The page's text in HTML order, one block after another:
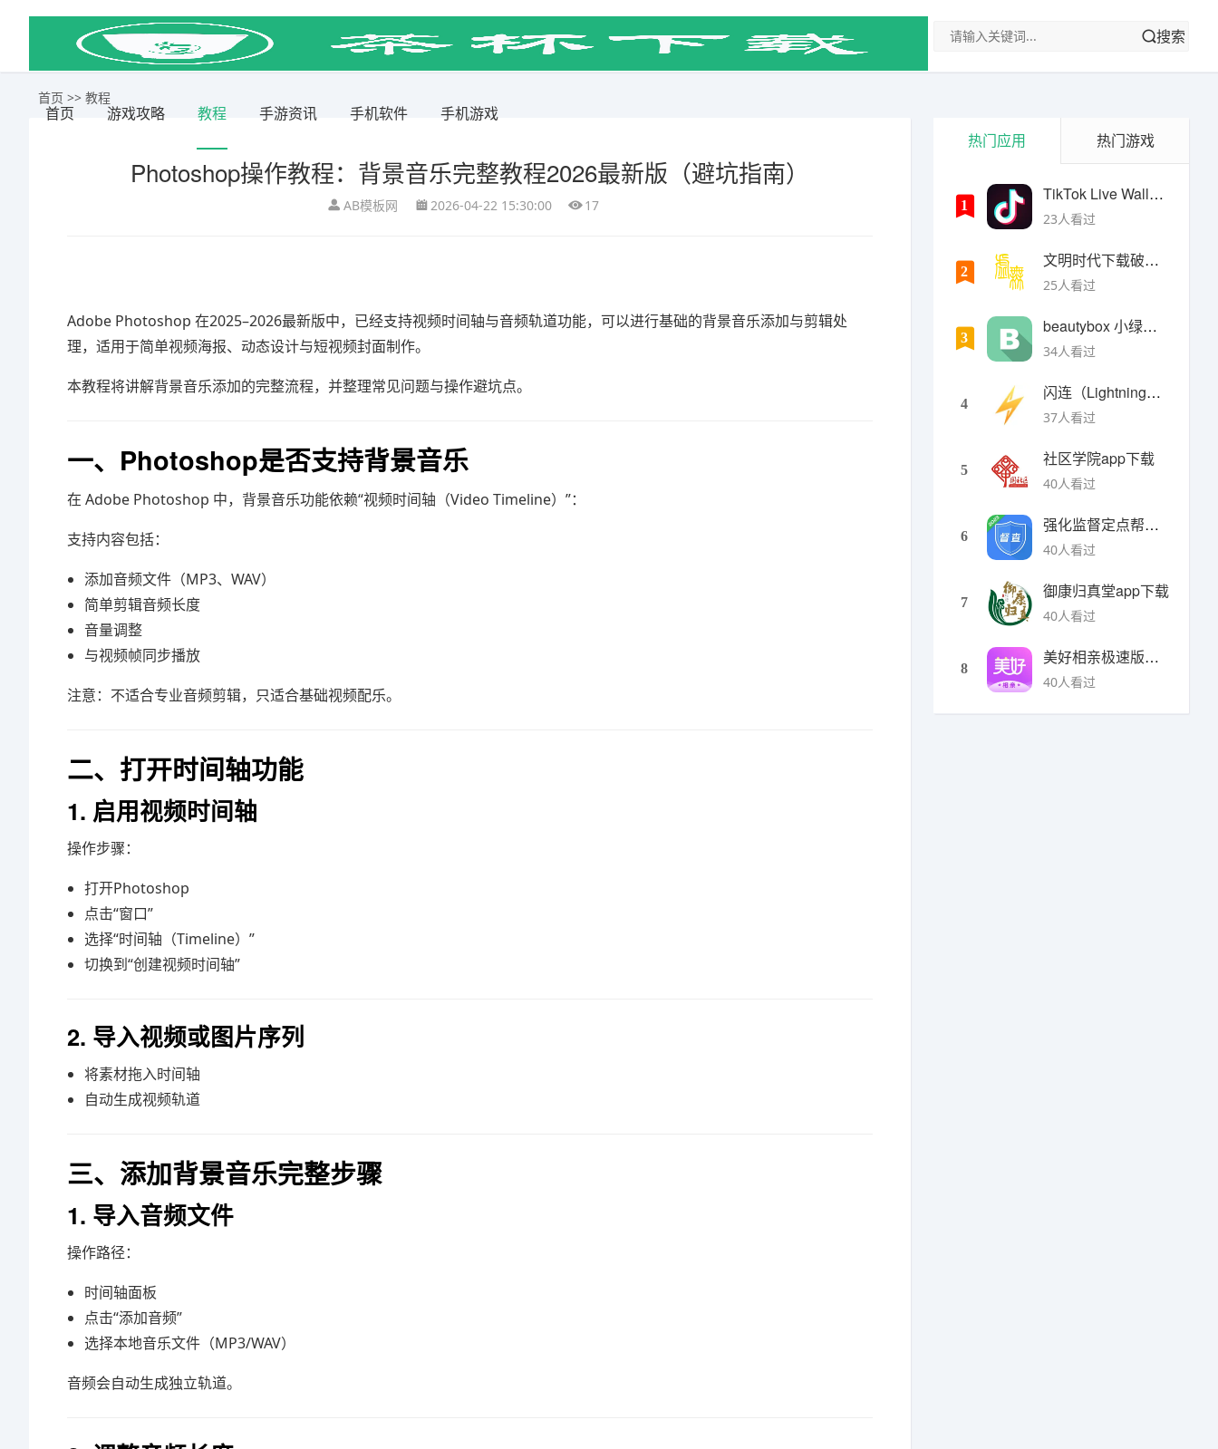
首页 游戏攻略 教程 手游资讯 手机软件 手机游戏
搜索
首页 >> 教程
Photoshop操作教程：背景音乐完整教程2026最新版（避坑指南）
AB模板网 2026-04-22 15:30:00 17
Adobe Photoshop 在2025–2026最新版中，已经支持视频时间轴与音频轨道功能，可以进行基础的背景音乐添加与剪辑处
理，适用于简单视频海报、动态设计与短视频封面制作。
本教程将讲解背景音乐添加的完整流程，并整理常见问题与操作避坑点。
一、Photoshop是否支持背景音乐
在 Adobe Photoshop 中，背景音乐功能依赖“视频时间轴（Video Timeline）”：
支持内容包括：
添加音频文件（MP3、WAV）
简单剪辑音频长度
音量调整
与视频帧同步播放
注意：不适合专业音频剪辑，只适合基础视频配乐。
二、打开时间轴功能
1. 启用视频时间轴
操作步骤：
打开Photoshop
点击“窗口”
选择“时间轴（Timeline）”
切换到“创建视频时间轴”
2. 导入视频或图片序列
将素材拖入时间轴
自动生成视频轨道
三、添加背景音乐完整步骤
1. 导入音频文件
操作路径：
时间轴面板
点击“添加音频”
选择本地音乐文件（MP3/WAV）
音频会自动生成独立轨道。
热门应用 热门游戏
1
TikTok Live Wallpaper
23人看过
2
文明时代下载破解版无限金币最新版
25人看过
3
beautybox 小绿盒正版最新免费下载
34人看过
4
闪连（LightningX）加速器app
37人看过
5
社区学院app下载
40人看过
6
强化监督定点帮扶下载
40人看过
7
御康归真堂app下载
40人看过
8
美好相亲极速版下载
40人看过